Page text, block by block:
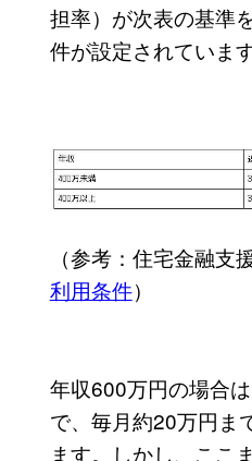
担率）が次表の基準
件が設定されています
（参考：住宅金融支
利用条件）
年収600万円の場合
で、毎月約20万円ま
ます。しかし、ここ